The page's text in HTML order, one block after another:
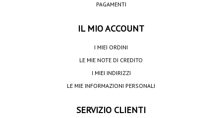
PAGAMENTI
IL MIO ACCOUNT
I MIEI ORDINI
LE MIE NOTE DI CREDITO
I MIEI INDIRIZZI
LE MIE INFORMAZIONI PERSONALI
SERVIZIO CLIENTI